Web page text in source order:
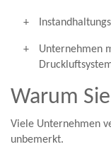
Unternehmen
Warum
Viele Unternehmen
unbemerkt.